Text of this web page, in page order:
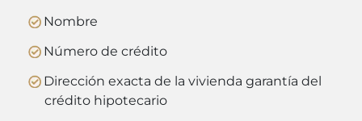
Nombre
Número de crédito
Dirección exacta de la vivienda garantía del
crédito hipotecario